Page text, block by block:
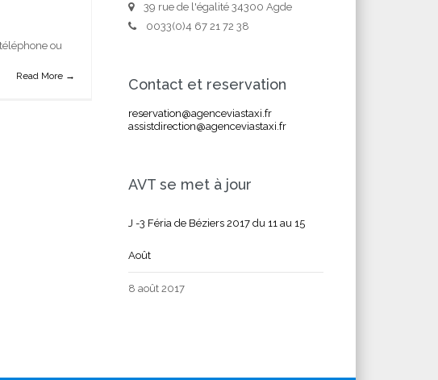
ou
Read More →
39 rue de l'égalité 34300 Agde
0033(0)4 67 21 72 38
Contact et reservation
reservation@agenceviastaxi.fr
assistdirection@agenceviastaxi.fr
AVT se met à jour
J -3 Féria de Béziers 2017 du 11 au 15
Août
8 août 2017